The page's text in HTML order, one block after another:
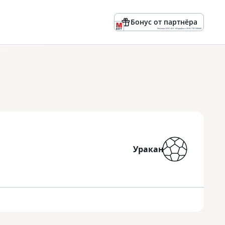
Бонус от партнёра
Реклама ООО «БК «Марафон» ИНН 7701180668
Уракан